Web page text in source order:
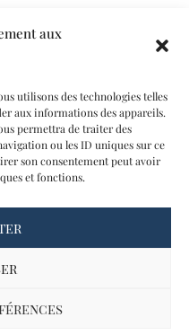
aux
utilisons des technologies telles
aux informations des appareils.
permettra de traiter des
ou les ID uniques sur ce
son consentement peut avoir
et fonctions.